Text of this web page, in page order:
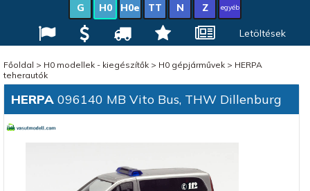
G H0 H0e TT N Z egyéb
Letöltések
Főoldal > H0 modellek - kiegészítők> H0 gépjárművek> HERPA
teherautók
HERPA096140 MB Vito Bus, THW Dillenburg